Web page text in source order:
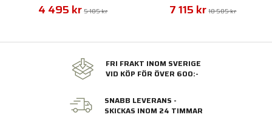
4 495 kr 5 185 kr 7 115 kr 10 505 kr
FRI FRAKT INOM SVERIGE
VID KÖP FÖR ÖVER 600:-
SNABB LEVERANS -
SKICKAS INOM 24 TIMMAR